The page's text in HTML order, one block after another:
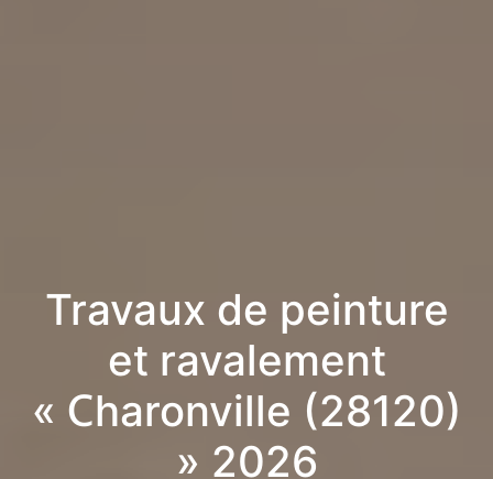
Travaux de peinture
et ravalement
« Charonville (28120)
» 2026